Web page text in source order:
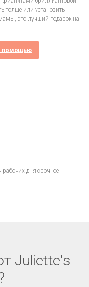
толще или установить
это лучший подарок на
помощью
рабочих дня срочное
Juliette's